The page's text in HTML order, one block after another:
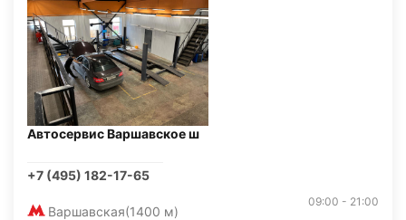
Автосервис Варшавское ш
+7 (495) 182-17-65
Варшавская(1400 м)
09:00 - 21:00